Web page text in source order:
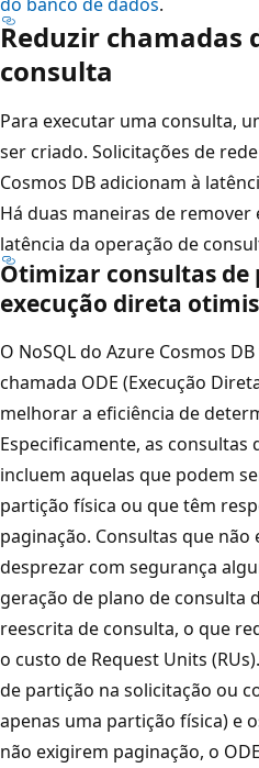
Reduzir chamadas
consulta
Para executar uma consulta,
ser criado. Solicitações de
Cosmos DB adicionam à
Há duas maneiras de remover
latência da operação de
Otimizar consultas
execução direta
O NoSQL do Azure Cosmos
chamada ODE (Execução
melhorar a eficiência de
Especificamente, as
incluem aquelas que podem
partição física ou que têm
paginação. Consultas que
desprezar com segurança
geração de plano de consulta
reescrita de consulta, o que
o custo de Request Units
de partição na solicitação ou
apenas uma partição física) e
não exigirem paginação, o